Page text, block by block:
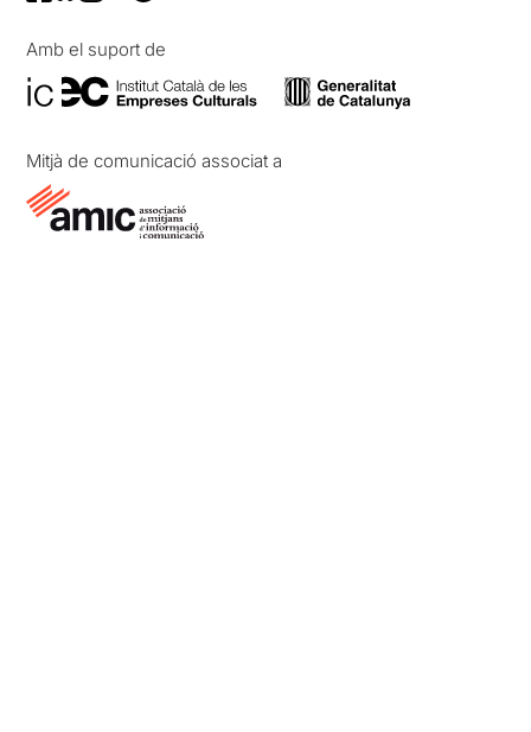
Amb el suport de
Mitjà de comunicació associat a